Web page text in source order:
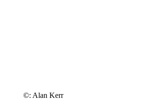
©: Alan Kerr